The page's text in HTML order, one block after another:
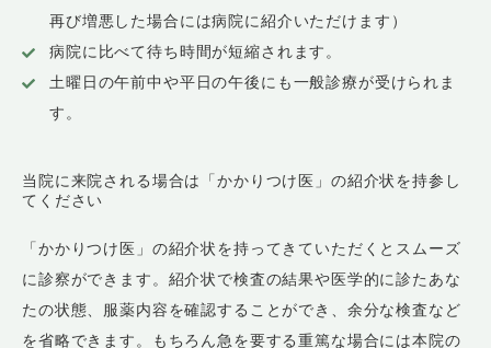
再び増悪した場合には病院に紹介いただけます）
病院に比べて待ち時間が短縮されます。
土曜日の午前中や平日の午後にも一般診療が受けられま
す。
当院に来院される場合は「かかりつけ医」の紹介状を持参し
てください
「かかりつけ医」の紹介状を持ってきていただくとスムーズ
に診察ができます。紹介状で検査の結果や医学的に診たあな
たの状態、服薬内容を確認することができ、余分な検査など
を省略できます。もちろん急を要する重篤な場合には本院の